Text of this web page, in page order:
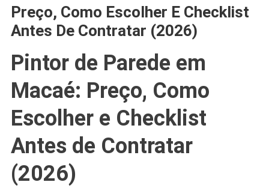
Preço, Como Escolher E Checklist
Antes De Contratar (2026)
Pintor de Parede em
Macaé: Preço, Como
Escolher e Checklist
Antes de Contratar
(2026)